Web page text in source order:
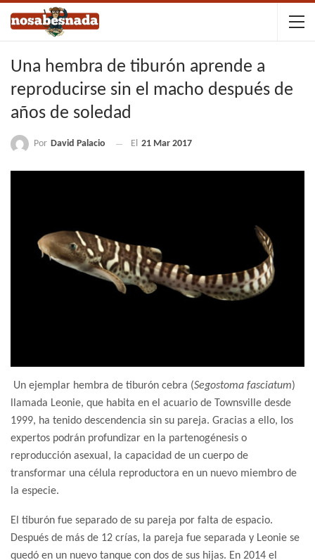
Una hembra de tiburón aprende a
reproducirse sin el macho después de
años de soledad
Por David Palacio El 21 Mar 2017
Un ejemplar hembra de tiburón cebra (Segostoma fasciatum)
llamada Leonie, que habita en el acuario de Townsville desde
1999, ha tenido descendencia sin su pareja. Gracias a ello, los
expertos podrán profundizar en la partenogénesis o
reproducción asexual, la capacidad de un cuerpo de
transformar una célula reproductora en un nuevo miembro de
la especie.
El tiburón fue separado de su pareja por falta de espacio.
Después de más de 12 crías, la pareja fue separada y Leonie se
quedó en un nuevo tanque con dos de sus hijas. En 2014 el